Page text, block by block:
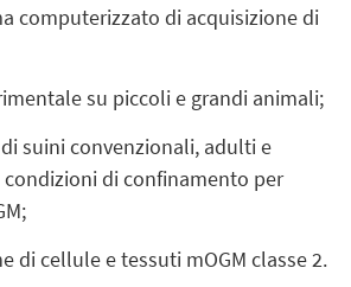
computerizzato di acquisizione di
su piccoli e grandi animali;
suini convenzionali, adulti e
di confinamento per
di cellule e tessuti mOGM classe 2.